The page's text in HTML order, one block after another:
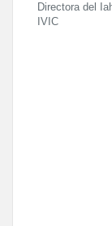
Directora del
IVIC